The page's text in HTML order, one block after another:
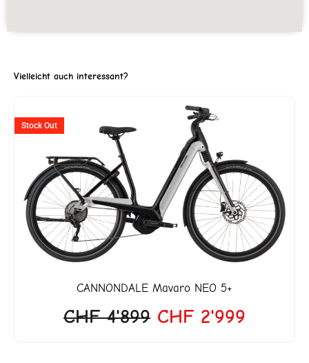
Vielleicht auch interessant?
Stock Out
CANNONDALE Mavaro NEO 5+
CHF4'899
Ursprünglicher
Preis
war:
CHF 4'899
CHF 2'999
ist:
CHF